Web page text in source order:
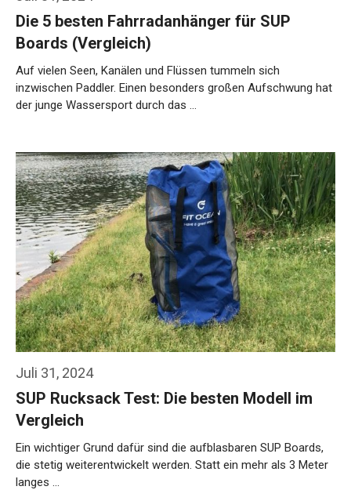
Die 5 besten Fahrradanhänger für SUP
Boards (Vergleich)
Auf vielen Seen, Kanälen und Flüssen tummeln sich
inzwischen Paddler. Einen besonders großen Aufschwung hat
der junge Wassersport durch das …
Juli 31, 2024
SUP Rucksack Test: Die besten Modell im
Vergleich
Ein wichtiger Grund dafür sind die aufblasbaren SUP Boards,
die stetig weiterentwickelt werden. Statt ein mehr als 3 Meter
langes …